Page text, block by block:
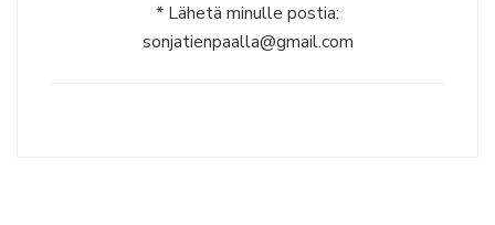
* Lähetä minulle postia:
sonjatienpaalla@gmail.com